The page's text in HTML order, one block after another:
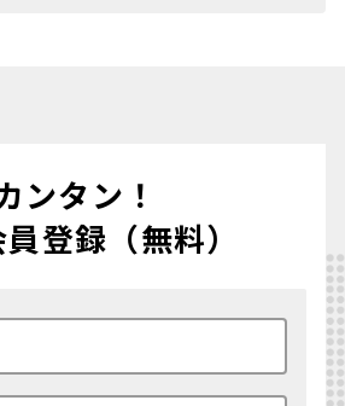
ンタン！
登録（無料）